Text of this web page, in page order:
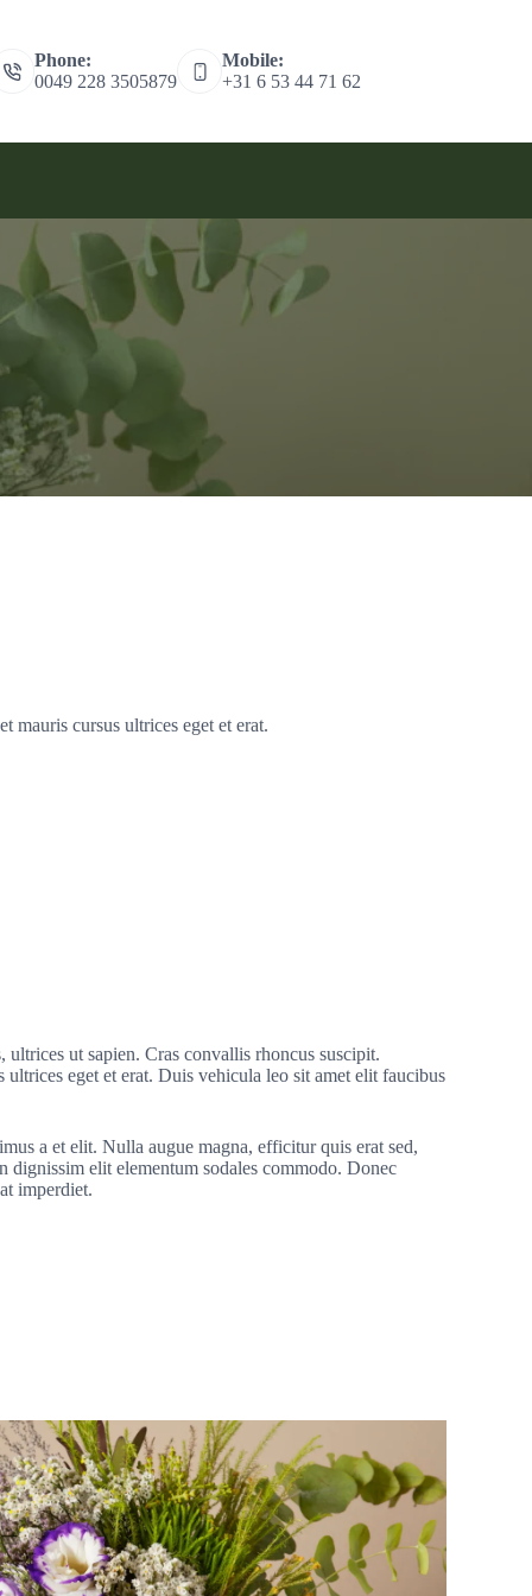
Phone:
0049 228 3505879
Mobile:
+31 6 53 44 71 62
mauris cursus ultrices eget et erat.
ultrices ut sapien. Cras convallis rhoncus suscipit.
eget et erat. Duis vehicula leo sit amet elit faucibus
a et elit. Nulla augue magna, efficitur quis erat sed,
dignissim elit elementum sodales commodo. Donec
imperdiet.